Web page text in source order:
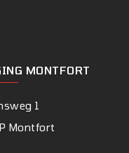
MONTFORT
1
Montfort